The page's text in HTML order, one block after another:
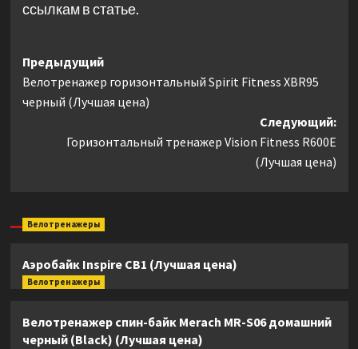
ссылкам в статье.
Навигация
записи
Предыдущий
Велотренажер горизонтальный Spirit Fitness XBR95
черный (Лучшая цена)
Следующий:
Горизонтальный тренажер Vision Fitness R600E
(Лучшая цена)
Велотренажеры
Аэробайк Inspire CB1 (Лучшая цена)
Велотренажеры
Велотренажер спин-байк Merach MR-S06 домашний
черный (Black) (Лучшая цена)